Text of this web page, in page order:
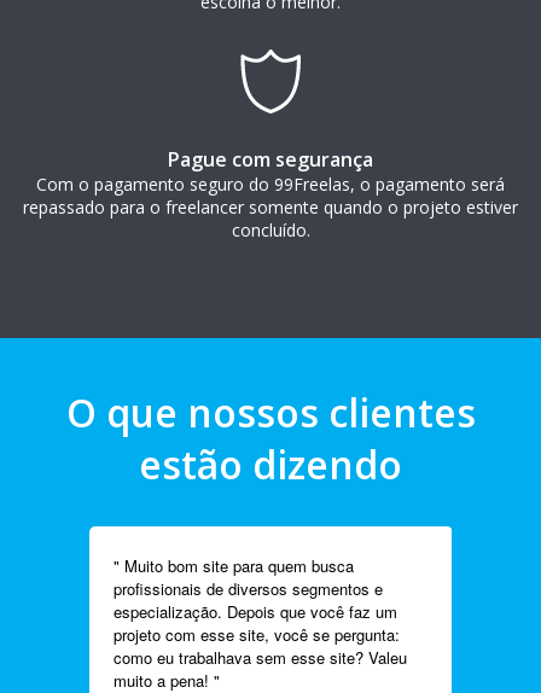
Pague com segurança
Com o pagamento seguro do 99Freelas, o pagamento será
repassado para o freelancer somente quando o projeto estiver
concluído.
O que nossos clientes
estão dizendo
" Muito bom site para quem busca
profissionais de diversos segmentos e
especialização. Depois que você faz um
projeto com esse site, você se pergunta:
como eu trabalhava sem esse site? Valeu
muito a pena! "